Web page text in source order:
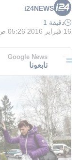
i24NEWS
دقيقة 1
16 فبراير 2016 05:26 ص
Google News
تابعونا